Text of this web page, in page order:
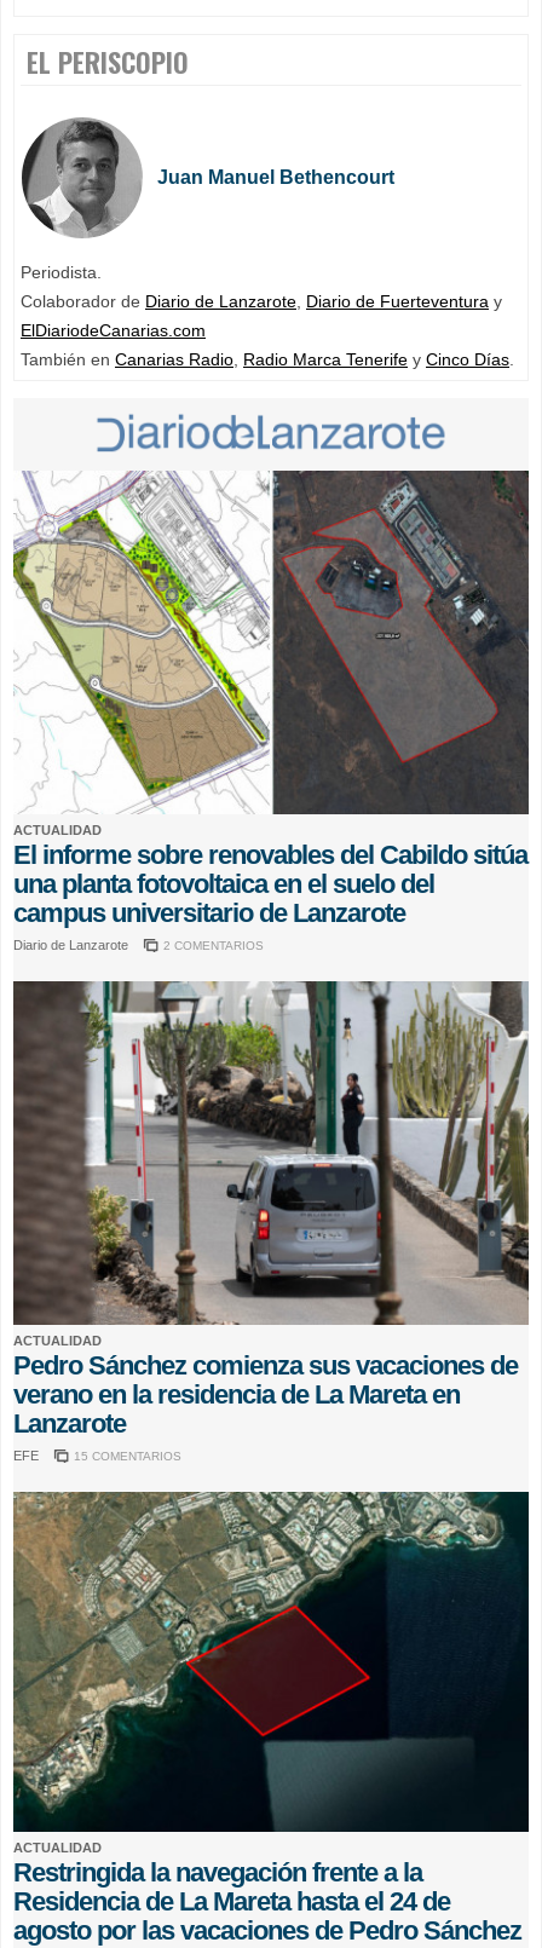
EL PERISCOPIO
Juan Manuel Bethencourt
Periodista.
Colaborador de Diario de Lanzarote, Diario de Fuerteventura y
ElDiariodeCanarias.com
También en Canarias Radio, Radio Marca Tenerife y Cinco Días.
ACTUALIDAD
El informe sobre renovables del Cabildo sitúa
una planta fotovoltaica en el suelo del
campus universitario de Lanzarote
Diario de Lanzarote 2 COMENTARIOS
ACTUALIDAD
Pedro Sánchez comienza sus vacaciones de
verano en la residencia de La Mareta en
Lanzarote
EFE 15 COMENTARIOS
ACTUALIDAD
Restringida la navegación frente a la
Residencia de La Mareta hasta el 24 de
agosto por las vacaciones de Pedro Sánchez